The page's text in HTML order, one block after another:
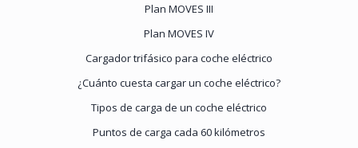
Plan MOVES III
Plan MOVES IV
Cargador trifásico para coche eléctrico
¿Cuánto cuesta cargar un coche eléctrico?
Tipos de carga de un coche eléctrico
Puntos de carga cada 60 kilómetros